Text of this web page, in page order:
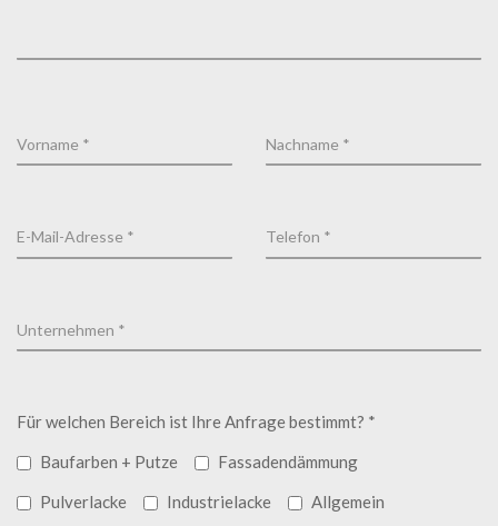
Für welchen Bereich ist Ihre Anfrage bestimmt? *
Baufarben + Putze
Fassadendämmung
Pulverlacke
Industrielacke Allgemein